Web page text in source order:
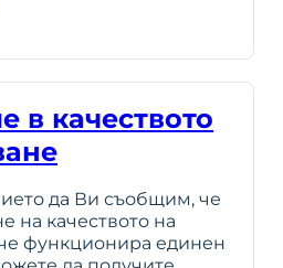
в качеството
да Ви съобщим, че
на качеството на
функционира единен